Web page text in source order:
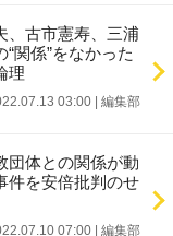
、古市憲寿、三浦
関係”をなかった
理
03:00 編集部
体との関係が動
件を安倍批判のせ
07:00 編集部